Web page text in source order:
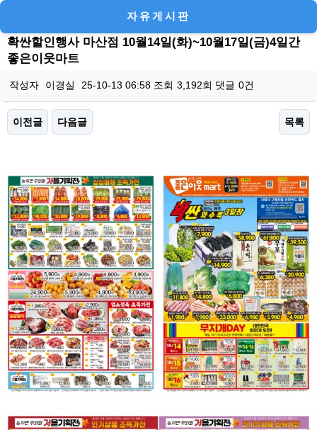
자유게시판
확싼할인행사 마산점 10월14일(화)~10월17일(금)4일간
좋은이웃마트
작성자 이경실 25-10-13 06:58조회 3,192회 댓글 0건
이전글 다음글 목록
본문